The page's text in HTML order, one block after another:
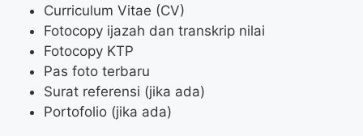
Curriculum Vitae (CV)
Fotocopy ijazah dan transkrip nilai
Fotocopy KTP
Pas foto terbaru
Surat referensi (jika ada)
Portofolio (jika ada)